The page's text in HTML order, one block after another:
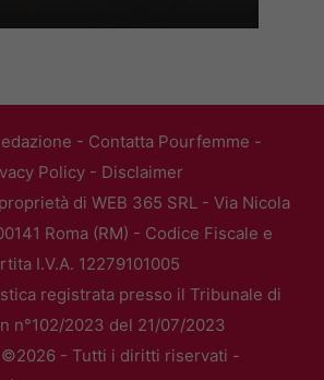
- Contatta Pourfemme -
Policy- Disclaimer
di WEB 365 SRL - Via Nicola
Roma (RM) - Codice Fiscale e
I.V.A. 12279101005
registrata presso il Tribunale di
n°102/2023 del 21/07/2023
- Tutti i diritti riservati -